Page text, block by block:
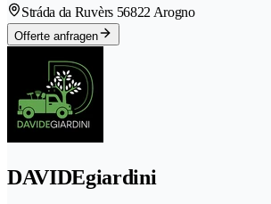
Stráda da Ruvèrs 56822 Arogno
Offerte anfragen
DAVIDEgiardini